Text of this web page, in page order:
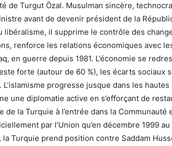
de Turgut Özal. Musulman sincère,
avant de devenir président de la
libéralisme, il supprime le contrôle des
renforce les relations économiques avec
en guerre depuis 1981. L’économie se
forte (autour de 60 %), les écarts sociaux
progresse jusque dans les
une diplomatie active en s’efforçant de
de la Turquie à l’entrée dans la
par l’Union qu’en décembre 1999
la Turquie prend position contre Saddam